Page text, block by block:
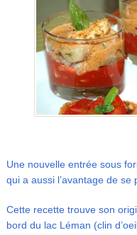
Une nouvelle entrée sous
qui a aussi l’avantage de se
Cette recette trouve son
bord du lac Léman (clin